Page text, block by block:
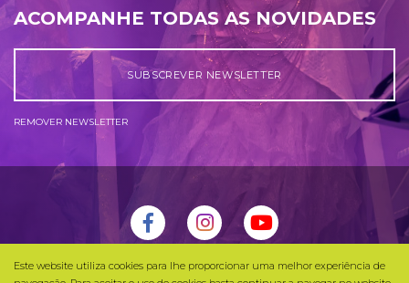
Este website utiliza cookies para lhe proporcionar uma melhor experiência de
ACOMPANHE TODAS AS NOVIDADES
SUBSCREVER NEWSLETTER
REMOVER NEWSLETTER
Universo Azul 2026 © Todos os Direitos Reservados |